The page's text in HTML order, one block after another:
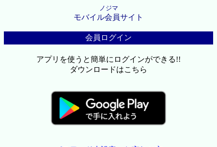
ノジマ
モバイル会員サイト
会員ログイン
アプリを使うと簡単にログインができる!!
ダウンロードはこちら